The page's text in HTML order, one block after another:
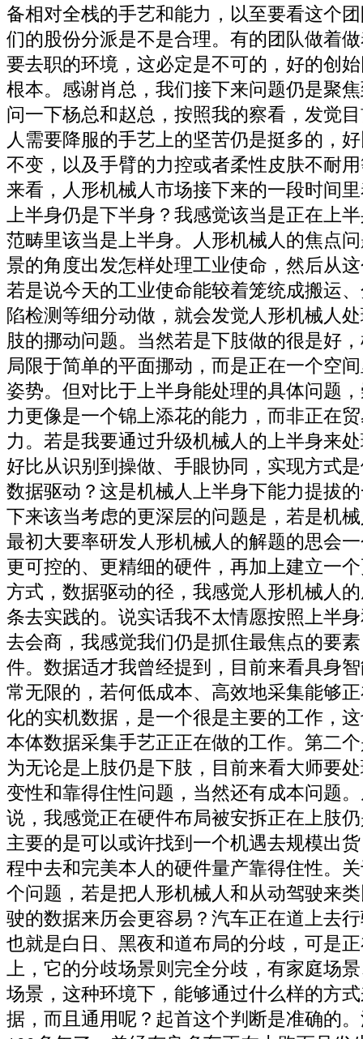
备相对全栈的手艺和能力，以至要看这个
们的股份分派是不是合理。有的团队做着
要去职的环境，这必定是不可的，好的创
根本。感谢肖总，我们接下来问题仍是聚
问一下杨总和赵总，按照我的察看，发觉
人需要降服的手艺上的坚苦仍是挺多的，
不变，以及手臂的力控或者柔性皮肤不耐
来看，人形机械人市场接下来的一段时间
上半身仍是下半身？我感觉该当是正在上
范畴里该当是上半身。人形机械人的焦点
景的角度出发怎样处理工业使命，然后从
若是说今天的工业使命能较着笼统成搬运
陷检测等细分动做，就会发觉人形机械人
肢的挪动问题。当然若是下肢做的很是好
局限于简单的平面挪动，而是正在一个空
姿势。但对比于上半身能处理的具体问题
力更像是一个锦上添花的能力，而非正在
力。若是我要通过升级机械人的上半身来
好比从识别到操做、手眼协同，实现方式
数据驱动？这是机械人上半身下能力提拔
下来该当考虑的更深层的问题是，若是机
最初大要率研发人形机械人的解题的思会
更可控的、更精细的硬件，再加上建立一
方式，数据驱动的径，我感觉人形机械人
条去实践的。说实话我不太情愿按照上半
去会商，我感觉我们仍是抓住最焦点的要
件。数据适才我曾经提到，目前来看具身
常无限的，若何低成本、高效地采集能够
化的实机数据，是一个很是主要的工作，
本体数据采集手艺正正在做的工作。第二
为无论是上肢仍是下肢，目前来看大师要
变性和靠得住性问题，当然还有成本问题
说，我感觉正在硬件布局被安拆正在上肢
主要的是可以或许找到一个机遇去规模出
程中去和完美本人的硬件量产靠得住性。
个问题，若是把人形机械人和从动驾驶来
驶的数据来历会更容易？汽车正在道上去
也就是白日、黑夜和道布局的分歧，可是
上，它的分歧场景则完全分歧，有家庭场
场景，这种环境下，能够通过什么样的方
据，而且通用呢？起首这个判断是准确的